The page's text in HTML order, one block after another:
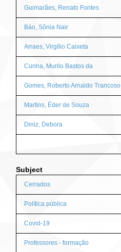
Guimarães, Renato Fontes
Báo, Sônia Nair
Arraes, Virgílio Caixeta
Cunha, Murilo Bastos da
Gomes, Roberto Arnaldo Trancoso
Martins, Éder de Souza
Diniz, Debora
Subject
Cerrados
Política pública
Covid-19
Professores - formação